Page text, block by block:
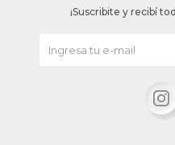
¡Suscribite y recibí
